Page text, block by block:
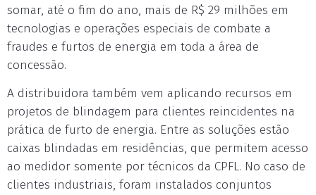
somar, até o fim do ano, mais de R$ 29 milhões em
tecnologias e operações especiais de combate a
fraudes e furtos de energia em toda a área de
concessão.
A distribuidora também vem aplicando recursos em
projetos de blindagem para clientes reincidentes na
prática de furto de energia. Entre as soluções estão
caixas blindadas em residências, que permitem acesso
ao medidor somente por técnicos da CPFL. No caso de
clientes industriais, foram instalados conjuntos